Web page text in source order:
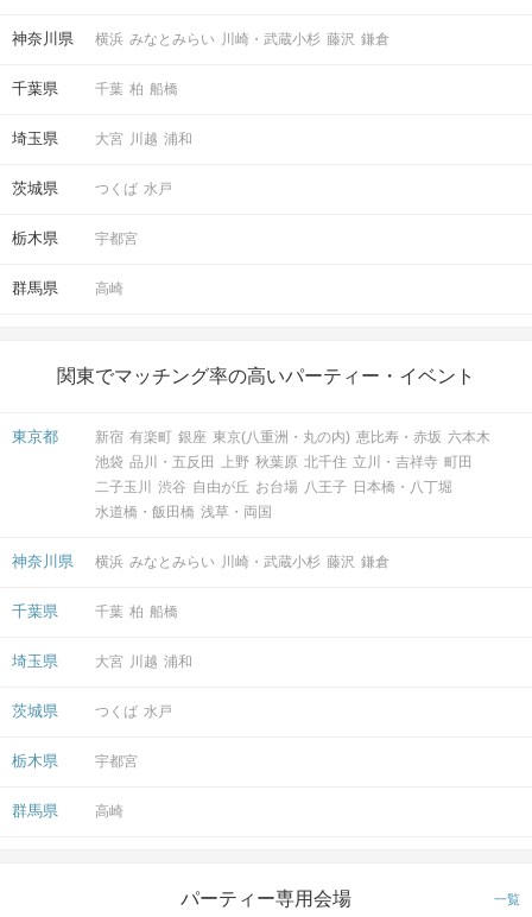
神奈川県 横浜 みなとみらい 川崎・武蔵小杉 藤沢 鎌倉
千葉県 千葉 柏 船橋
埼玉県 大宮 川越 浦和
茨城県 つくば 水戸
栃木県 宇都宮
群馬県 高崎
関東でマッチング率の高いパーティー・イベント
東京都 新宿 有楽町 銀座 東京(八重洲・丸の内) 恵比寿・赤坂 六本木
池袋 品川・五反田 上野 秋葉原 北千住 立川・吉祥寺 町田
二子玉川
渋谷 自由が丘 お台場 八王子 日本橋・八丁堀
水道橋・飯田橋 浅草・両国
神奈川県 横浜 みなとみらい 川崎・武蔵小杉 藤沢 鎌倉
千葉県 千葉 柏 船橋
埼玉県 大宮 川越 浦和
茨城県 つくば 水戸
栃木県 宇都宮
群馬県 高崎
パーティー専用会場 一覧